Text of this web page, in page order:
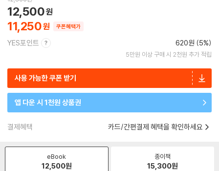
11,250
12,500
쿠폰혜택가
YES포인트 620원 (5%)
5만원 이상 구매 시 2천원 추가 적립
사용 가능한 쿠폰 받기
앱 다운 시 1천원 상품권
결제혜택 카드/간편결제 혜택을 확인하세요
eBook
12,500원
종이책
15,300원